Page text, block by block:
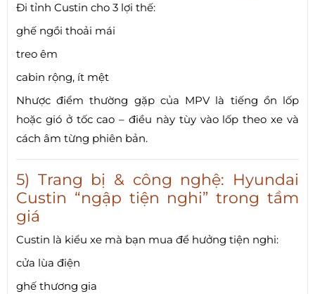
Đi tỉnh Custin cho 3 lợi thế:
ghế ngồi thoải mái
treo êm
cabin rộng, ít mệt
Nhược điểm thường gặp của MPV là tiếng ồn lốp
hoặc gió ở tốc cao – điều này tùy vào lốp theo xe và
cách âm từng phiên bản.
5) Trang bị & công nghệ: Hyundai
Custin “ngập tiện nghi” trong tầm
giá
Custin là kiểu xe mà bạn mua để hưởng tiện nghi:
cửa lùa điện
ghế thương gia